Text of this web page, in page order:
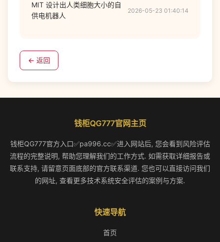
MIT 设计出人类细胞大小的自
供电机器人
2026-05-23 01:40:14
← 返回
钱柜QG777官网主页
钱柜QG777官方入口✅pa996.cc✅进入网站后, 您会看到风险评估
流程的完整说明, 帮助您理解我们的工作方式. 如需获取详细报告或
联系支持, 请留意页面底部的官方联系渠道. 您也可以直接访问我们
的网址, 查看更多技术系统安全评估的案例与方案.
快速导航
首页